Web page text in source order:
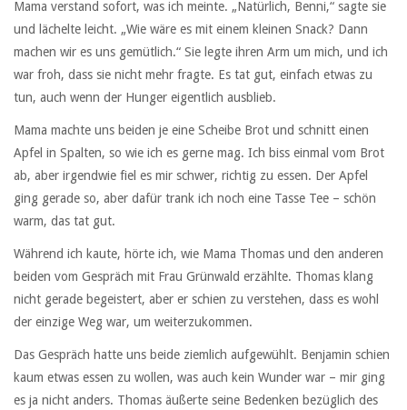
Mama verstand sofort, was ich meinte. „Natürlich, Benni,“ sagte sie
und lächelte leicht. „Wie wäre es mit einem kleinen Snack? Dann
machen wir es uns gemütlich.“ Sie legte ihren Arm um mich, und ich
war froh, dass sie nicht mehr fragte. Es tat gut, einfach etwas zu
tun, auch wenn der Hunger eigentlich ausblieb.
Mama machte uns beiden je eine Scheibe Brot und schnitt einen
Apfel in Spalten, so wie ich es gerne mag. Ich biss einmal vom Brot
ab, aber irgendwie fiel es mir schwer, richtig zu essen. Der Apfel
ging gerade so, aber dafür trank ich noch eine Tasse Tee – schön
warm, das tat gut.
Während ich kaute, hörte ich, wie Mama Thomas und den anderen
beiden vom Gespräch mit Frau Grünwald erzählte. Thomas klang
nicht gerade begeistert, aber er schien zu verstehen, dass es wohl
der einzige Weg war, um weiterzukommen.
Das Gespräch hatte uns beide ziemlich aufgewühlt. Benjamin schien
kaum etwas essen zu wollen, was auch kein Wunder war – mir ging
es ja nicht anders. Thomas äußerte seine Bedenken bezüglich des